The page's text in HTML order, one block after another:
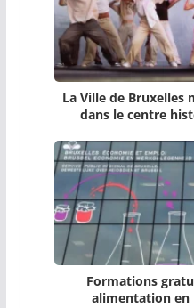
La Ville de Bruxelles
dans le centre
Formations
alimentation en